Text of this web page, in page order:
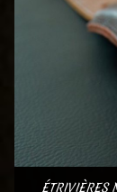
ÉTRIVIÈRES